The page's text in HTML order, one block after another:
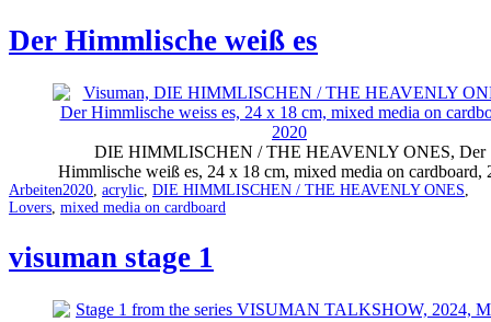
Der Himmlische weiß es
DIE HIMMLISCHEN / THE HEAVENLY ONES, Der
Himmlische weiß es, 24 x 18 cm, mixed media on cardboard,
Categorized
as
ArbeitenTagged
2020 acrylic DIE HIMMLISCHEN / THE HEAVENLY ONES
Lovers mixed media on cardboard
visuman stage 1